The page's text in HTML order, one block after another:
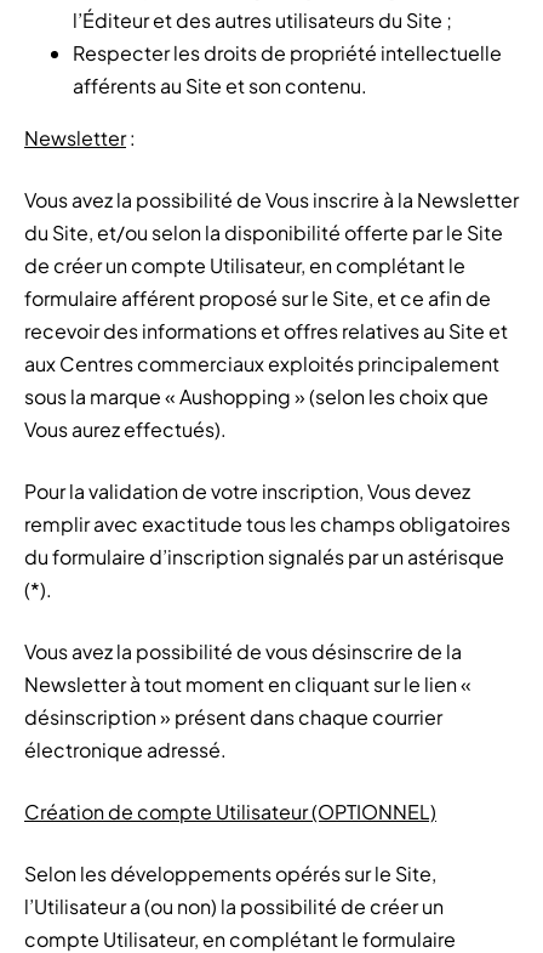
l’Éditeur et des autres utilisateurs du Site ;
Respecter les droits de propriété intellectuelle
afférents au Site et son contenu.
Newsletter:
Vous avez la possibilité de Vous inscrire à la Newsletter
du Site, et/ou selon la disponibilité offerte par le Site
de créer un compte Utilisateur, en complétant le
formulaire afférent proposé sur le Site, et ce afin de
recevoir des informations et offres relatives au Site et
aux Centres commerciaux exploités principalement
sous la marque « Aushopping » (selon les choix que
Vous aurez effectués).
Pour la validation de votre inscription, Vous devez
remplir avec exactitude tous les champs obligatoires
du formulaire d’inscription signalés par un astérisque
(*).
Vous avez la possibilité de vous désinscrire de la
Newsletter à tout moment en cliquant sur le lien «
désinscription » présent dans chaque courrier
électronique adressé.
Création de compte Utilisateur (OPTIONNEL)
Selon les développements opérés sur le Site,
l’Utilisateur a (ou non) la possibilité de créer un
compte Utilisateur, en complétant le formulaire